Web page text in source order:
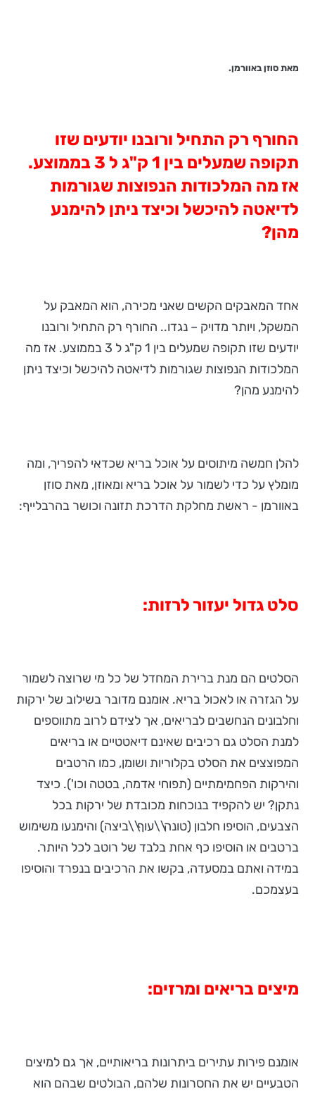
מאת סוזן באוורמן.
החורף רק התחיל ורובנו יודעים שזו
תקופה שמעלים בין 1 ק"ג ל 3 בממוצע.
אז מה המלכודות הנפוצות שגורמות
לדיאטה להיכשל וכיצד ניתן להימנע
מהן?
אחד המאבקים הקשים שאני מכירה, הוא המאבק על
המשקל, ויותר מדויק – נגדו.. החורף רק התחיל ורובנו
יודעים שזו תקופה שמעלים בין 1 ק"ג ל 3 בממוצע. אז מה
המלכודות הנפוצות שגורמות לדיאטה להיכשל וכיצד ניתן
להימנע מהן?
להלן חמשה מיתוסים על אוכל בריא שכדאי להפריך, ומה
מומלץ על כדי לשמור על אוכל בריא ומאוזן, מאת סוזן
באוורמן - ראשת מחלקת הדרכת תזונה וכושר בהרבלייף:
סלט גדול יעזור לרזות:
הסלטים הם מנת ברירת המחדל של כל מי שרוצה לשמור
על הגזרה או לאכול בריא. אומנם מדובר בשילוב של ירקות
וחלבונים הנחשבים לבריאים, אך לצידם לרוב מתווספים
למנת הסלט גם רכיבים שאינם דיאטטיים או בריאים
המפוצצים את הסלט בקלוריות ושומן, כמו הרטבים
והירקות הפחמימתיים (תפוחי אדמה, בטטה וכו'). כיצד
נתקן? יש להקפיד בנוכחות מכובדת של ירקות בכל
הצבעים, הוסיפו חלבון (טונה\\עוף\\ביצה) והימנעו משימוש
ברטבים או הוסיפו כף אחת בלבד של רוטב לכל היותר.
במידה ואתם במסעדה, בקשו את הרכיבים בנפרד והוסיפו
בעצמכם.
מיצים בריאים ומרזים:
אומנם פירות עתירים ביתרונות בריאותיים, אך גם למיצים
הטבעיים יש את החסרונות שלהם, הבולטים שבהם הוא